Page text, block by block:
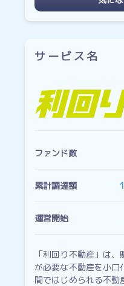
サービス名
ファンド数
累計調達額
運営開始
「利回り不動産」は
が必要な不動産を小口
間ではじめられる不動